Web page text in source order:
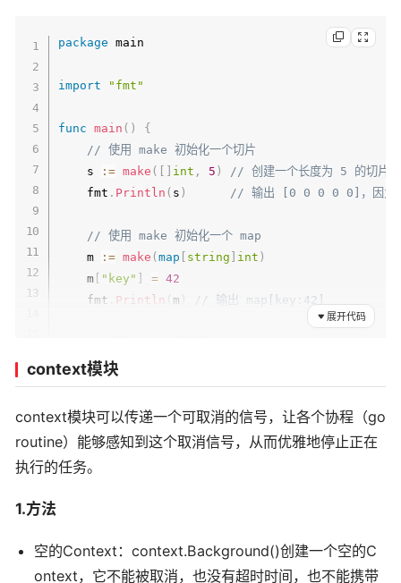
package main
import "fmt"
func main ( )
{
// 使用 make 初始化一个切片
    s
:= make ( [ ] int , 5 )
// 创建一个长度为 5 的切片
    fmt
. Println ( s ) // 输出 [0 0 0 0 0]，因为
// 使用 make 初始化一个 map
    m
:= make (map [ string ] int )
    m
[ "key" ] = 42
    fmt
Println m // 输出 map[key:42]
    c
:=
go func() {
        c
<-
}( )
    fmt
.Println ( <-c) // 输出 42
}
展开代码
context模块
context模块可以传递一个可取消的信号，让各个协程（go
routine）能够感知到这个取消信号，从而优雅地停止正在
执行的任务。
1.方法
空的Context：context.Background()创建一个空的C
ontext，它不能被取消，也没有超时时间，也不能携带